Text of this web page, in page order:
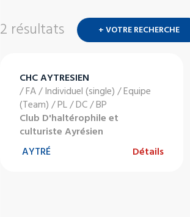
2 résultats + VOTRE RECHERCHE
CHC AYTRESIEN
/ FA / Individuel (single) / Equipe
(Team) / PL / DC / BP
Club D'haltérophile et
culturiste Ayrésien
AYTRÉ
Détails